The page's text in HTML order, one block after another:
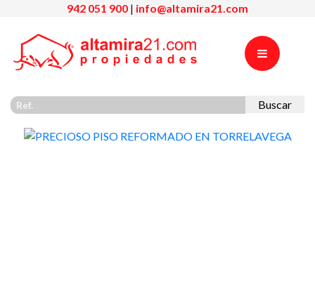
942 051 900 | info@altamira21.com
Buscar